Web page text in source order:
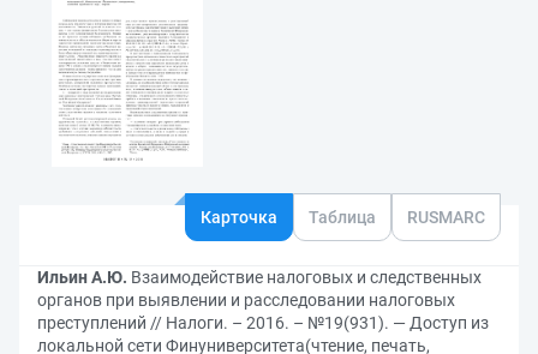
Карточка Таблица RUSMARC
Ильин А.Ю. Взаимодействие налоговых и следственных
органов при выявлении и расследовании налоговых
преступлений // Налоги. – 2016. – №19(931). — Доступ из
локальной сети Финуниверситета(чтение, печать,